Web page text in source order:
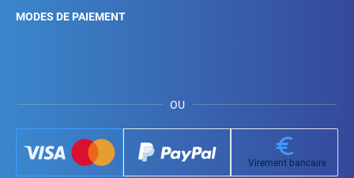
OU
MODES DE PAIEMENT
Virement bancaire